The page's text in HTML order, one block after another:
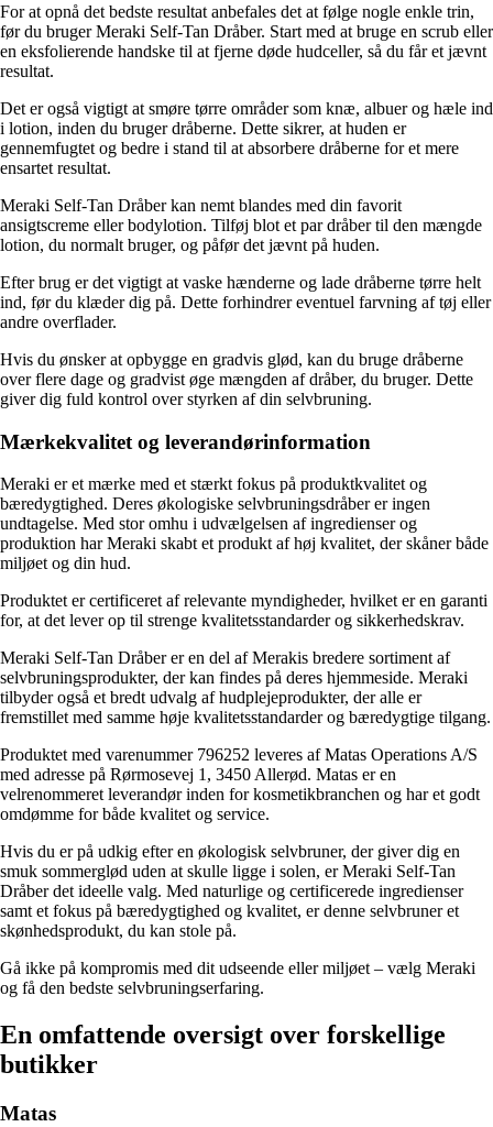
For at opnå det bedste resultat anbefales det at følge nogle enkle trin,
før du bruger Meraki Self-Tan Dråber. Start med at bruge en scrub eller
en eksfolierende handske til at fjerne døde hudceller, så du får et jævnt
resultat.
Det er også vigtigt at smøre tørre områder som knæ, albuer og hæle ind
i lotion, inden du bruger dråberne. Dette sikrer, at huden er
gennemfugtet og bedre i stand til at absorbere dråberne for et mere
ensartet resultat.
Meraki Self-Tan Dråber kan nemt blandes med din favorit
ansigtscreme eller bodylotion. Tilføj blot et par dråber til den mængde
lotion, du normalt bruger, og påfør det jævnt på huden.
Efter brug er det vigtigt at vaske hænderne og lade dråberne tørre helt
ind, før du klæder dig på. Dette forhindrer eventuel farvning af tøj eller
andre overflader.
Hvis du ønsker at opbygge en gradvis glød, kan du bruge dråberne
over flere dage og gradvist øge mængden af dråber, du bruger. Dette
giver dig fuld kontrol over styrken af din selvbruning.
Mærkekvalitet og leverandørinformation
Meraki er et mærke med et stærkt fokus på produktkvalitet og
bæredygtighed. Deres økologiske selvbruningsdråber er ingen
undtagelse. Med stor omhu i udvælgelsen af ingredienser og
produktion har Meraki skabt et produkt af høj kvalitet, der skåner både
miljøet og din hud.
Produktet er certificeret af relevante myndigheder, hvilket er en garanti
for, at det lever op til strenge kvalitetsstandarder og sikkerhedskrav.
Meraki Self-Tan Dråber er en del af Merakis bredere sortiment af
selvbruningsprodukter, der kan findes på deres hjemmeside. Meraki
tilbyder også et bredt udvalg af hudplejeprodukter, der alle er
fremstillet med samme høje kvalitetsstandarder og bæredygtige tilgang.
Produktet med varenummer 796252 leveres af Matas Operations A/S
med adresse på Rørmosevej 1, 3450 Allerød. Matas er en
velrenommeret leverandør inden for kosmetikbranchen og har et godt
omdømme for både kvalitet og service.
Hvis du er på udkig efter en økologisk selvbruner, der giver dig en
smuk sommerglød uden at skulle ligge i solen, er Meraki Self-Tan
Dråber det ideelle valg. Med naturlige og certificerede ingredienser
samt et fokus på bæredygtighed og kvalitet, er denne selvbruner et
skønhedsprodukt, du kan stole på.
Gå ikke på kompromis med dit udseende eller miljøet – vælg Meraki
og få den bedste selvbruningserfaring.
En omfattende oversigt over forskellige
butikker
Matas